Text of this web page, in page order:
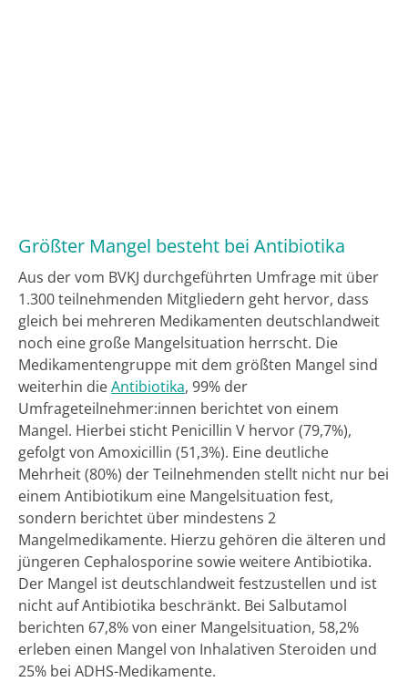
Größter Mangel besteht bei Antibiotika
Aus der vom BVKJ durchgeführten Umfrage mit über
1.300 teilnehmenden Mitgliedern geht hervor, dass
gleich bei mehreren Medikamenten deutschlandweit
noch eine große Mangelsituation herrscht. Die
Medikamentengruppe mit dem größten Mangel sind
weiterhin dieAntibiotika, 99% der
Umfrageteilnehmer:innen berichtet von einem
Mangel. Hierbei sticht Penicillin V hervor (79,7%),
gefolgt von Amoxicillin (51,3%). Eine deutliche
Mehrheit (80%) der Teilnehmenden stellt nicht nur bei
einem Antibiotikum eine Mangelsituation fest,
sondern berichtet über mindestens 2
Mangelmedikamente. Hierzu gehören die älteren und
jüngeren Cephalosporine sowie weitere Antibiotika.
Der Mangel ist deutschlandweit festzustellen und ist
nicht auf Antibiotika beschränkt. Bei Salbutamol
berichten 67,8% von einer Mangelsituation, 58,2%
erleben einen Mangel von Inhalativen Steroiden und
25% bei ADHS-Medikamente.